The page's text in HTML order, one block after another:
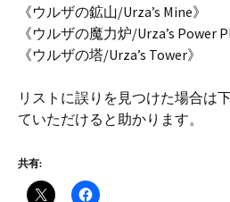
《ウルザの鉱山/Urza’s Mine》
《ウルザの魔力炉/Urza’s Power
《ウルザの塔/Urza’s Tower》
リストに誤りを見つけた場合は
ていただけると助かります。
共有: